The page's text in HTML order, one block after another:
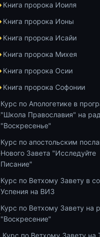
Книга пророка Иоиля
Книга пророка Ионы
Книга пророка Исайи
Книга пророка Михея
Книга пророка Осии
Книга пророка Софонии
Курс по Апологетике в
"Школа Православия" на
"Воскресенье"
Курс по апостольским
Нового Завета "Исследуйте
Писание"
Курс по Ветхому Завету в
Успения на ВИЗ
Курс по Ветхому Завету на
"Воскресение"
Курс по Ветхому Завету на
Курс по Ветхому Завету
Лекция
https://youtu.be/
Сегодня мы
последняя фраза,
падением возносится
Погибели